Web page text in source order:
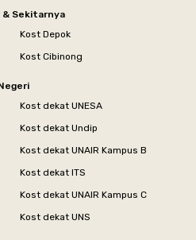
& Sekitarnya
Kost Depok
Kost Cibinong
Kost dekat UNESA
Kost dekat Undip
Kost dekat UNAIR Kampus B
Kost dekat ITS
Kost dekat UNAIR Kampus C
Kost dekat UNS